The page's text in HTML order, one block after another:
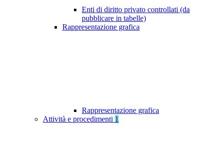
Enti di diritto privato controllati (da
pubblicare in tabelle)
Rappresentazione grafica
Rappresentazione grafica
Attività e procedimenti 1